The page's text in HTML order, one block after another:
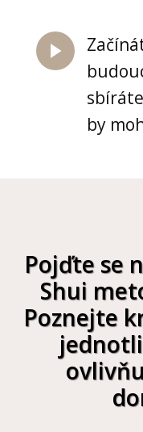
by
Pojďte se
Shui
Poznejte